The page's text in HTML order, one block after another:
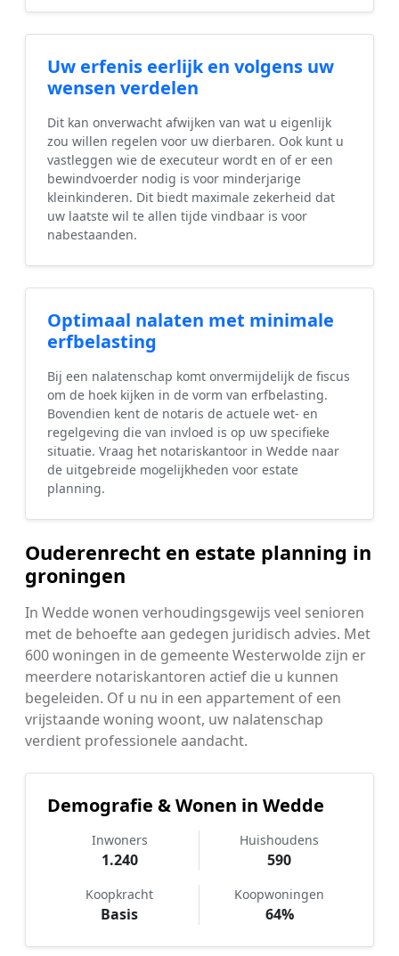
Uw erfenis eerlijk en volgens uw
wensen verdelen
Dit kan onverwacht afwijken van wat u eigenlijk
zou willen regelen voor uw dierbaren. Ook kunt u
vastleggen wie de executeur wordt en of er een
bewindvoerder nodig is voor minderjarige
kleinkinderen. Dit biedt maximale zekerheid dat
uw laatste wil te allen tijde vindbaar is voor
nabestaanden.
Optimaal nalaten met minimale
erfbelasting
Bij een nalatenschap komt onvermijdelijk de fiscus
om de hoek kijken in de vorm van erfbelasting.
Bovendien kent de notaris de actuele wet- en
regelgeving die van invloed is op uw specifieke
situatie. Vraag het notariskantoor in Wedde naar
de uitgebreide mogelijkheden voor estate
planning.
Ouderenrecht en estate planning in
groningen
In Wedde wonen verhoudingsgewijs veel senioren
met de behoefte aan gedegen juridisch advies. Met
600 woningen in de gemeente Westerwolde zijn er
meerdere notariskantoren actief die u kunnen
begeleiden. Of u nu in een appartement of een
vrijstaande woning woont, uw nalatenschap
verdient professionele aandacht.
Demografie & Wonen in Wedde
Inwoners
1.240
Huishoudens
590
Koopkracht
Basis
Koopwoningen
64%